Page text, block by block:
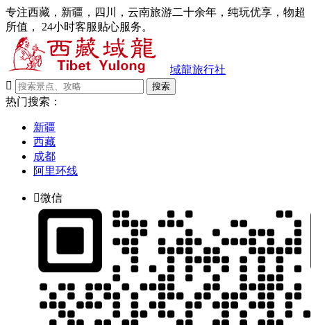
专注西藏，新疆，四川，云南旅游二十余年，纯玩优享，物超
所值， 24小时客服贴心服务。
域龍旅行社

搜索
热门搜索：
新疆
西藏
成都
阿里环线
微信